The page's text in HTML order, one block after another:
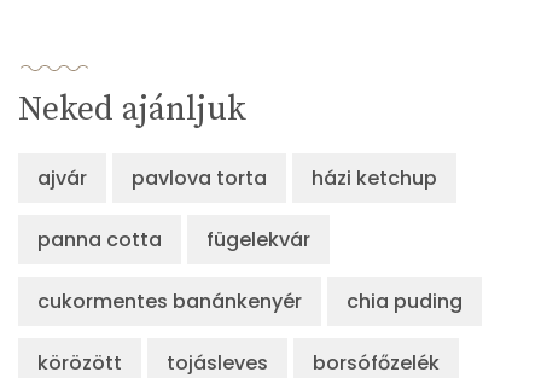
Neked ajánljuk
ajvár pavlova torta házi ketchup
panna cotta fügelekvár
cukormentes banánkenyér chia puding
körözött tojásleves borsófőzelék